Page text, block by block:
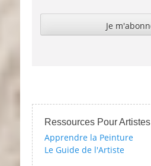
Ressources Pour Artistes
Apprendre la Peinture
Le Guide de l'Artiste